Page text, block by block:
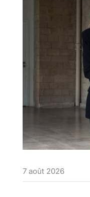
7 août 2026